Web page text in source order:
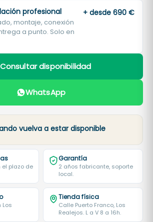
profesional
montaje, conexión
a punto. Solo en
+ desde 690 €
Consultar disponibilidad
WhatsApp
vuelva a estar disponible
el plazo de
Garantía
2 años fabricante, soporte
local.
Los
Tienda física
Calle Puerto Franco, Los
Realejos. L a V 8 a 16h.